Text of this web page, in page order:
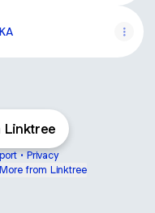
Linktree
• Privacy
More from Linktree